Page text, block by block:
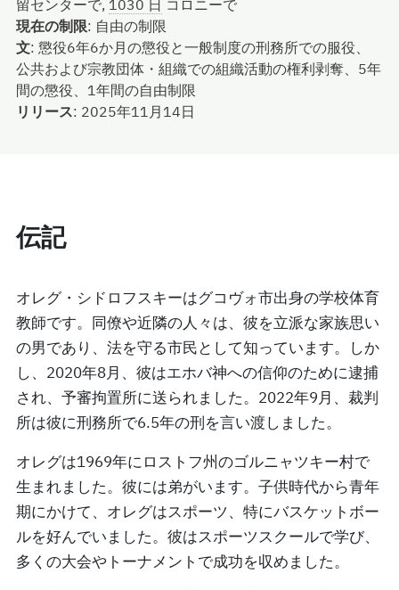
留センターで, 1030 日 コロニーで
現在の制限: 自由の制限
文: 懲役6年6か月の懲役と一般制度の刑務所での服役、
公共および宗教団体・組織での組織活動の権利剥奪、5年
間の懲役、1年間の自由制限
リリース: 2025年11月14日
伝記
オレグ・シドロフスキーはグコヴォ市出身の学校体育
教師です。同僚や近隣の人々は、彼を立派な家族思い
の男であり、法を守る市民として知っています。しか
し、2020年8月、彼はエホバ神への信仰のために逮捕
され、予審拘置所に送られました。2022年9月、裁判
所は彼に刑務所で6.5年の刑を言い渡しました。
オレグは1969年にロストフ州のゴルニャツキー村で
生まれました。彼には弟がいます。子供時代から青年
期にかけて、オレグはスポーツ、特にバスケットボー
ルを好んでいました。彼はスポーツスクールで学び、
多くの大会やトーナメントで成功を収めました。